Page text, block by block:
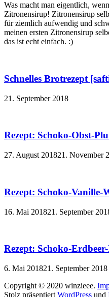
Was macht man eigentlich,
Zitronensirup! Zitronensirup
für ziemlich aufwendig und
meinen ersten Zitronensirup
das ist echt einfach. :)
Schnelles Brotrezept
21. September 2018
Rezept: Schoko-Obst-
27. August 201821. November
Rezept: Schoko-
16. Mai 201821. September
Rezept: Schoko-
6. Mai 201821. September 2018
Copyright © 2020 winzieee.
Stolz präsentiert WordPress und